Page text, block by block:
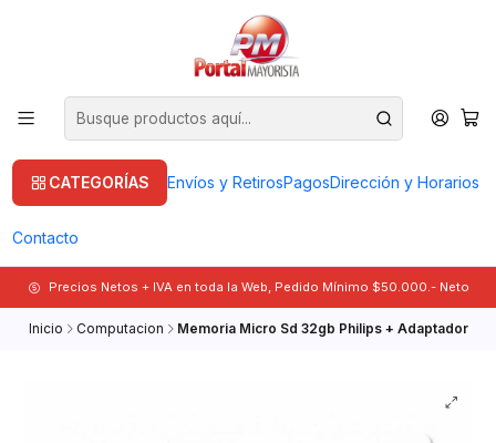
CATEGORÍAS Envíos y RetirosPagosDirección y Horarios
Contacto
Precios Netos + IVA en toda la Web, Pedido Mínimo $50.000.- Neto
Inicio Computacion Memoria Micro Sd 32gb Philips + Adaptador